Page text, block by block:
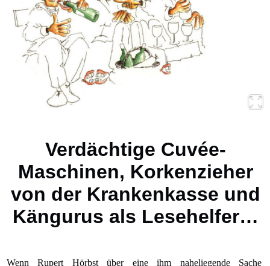
Verdächtige Cuvée-
Maschinen, Korkenzieher
von der Krankenkasse und
Kängurus als Lesehelfer…
Wenn Rupert Hörbst über eine ihm naheliegende Sache